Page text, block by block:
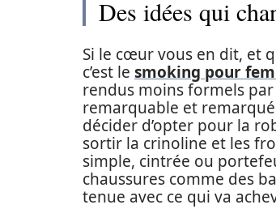
Des idées qui
Si le cœur vous en dit, et
c’est le smoking pour
rendus moins formels
remarquable et
décider d’opter pour la
sortir la crinoline et les
simple, cintrée ou
chaussures comme des
tenue avec ce qui va